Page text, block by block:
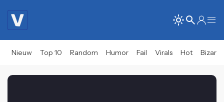
Nieuw Top 10 Random Humor Fail Virals Hot Bizar